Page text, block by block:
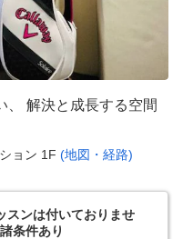
、 解決と成長する空間
ョン 1F (地図・経路)
ンは付いておりませ
条件あり